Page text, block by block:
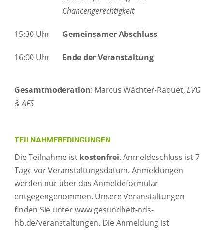
Chancengerechtigkeit
15:30 Uhr Gemeinsamer Abschluss
16:00 Uhr Ende der Veranstaltung
Gesamtmoderation: Marcus Wächter-Raquet, LVG
& AFS
TEILNAHMEBEDINGUNGEN
Die Teilnahme ist kostenfrei. Anmeldeschluss ist 7
Tage vor Veranstaltungsdatum. Anmeldungen
werden nur über das Anmeldeformular
entgegengenommen. Unsere Veranstaltungen
finden Sie unter www.gesundheit-nds-
hb.de/veranstaltungen. Die Anmeldung ist